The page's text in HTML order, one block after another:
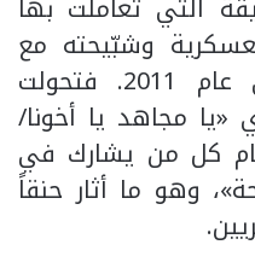
وشبّيحته مع
المتظاهرين الأوائل في عام 2011. فتحولت
«يا مجاهد يا أخونا/
كل من يشارك في
وهو ما أثار حنقاً